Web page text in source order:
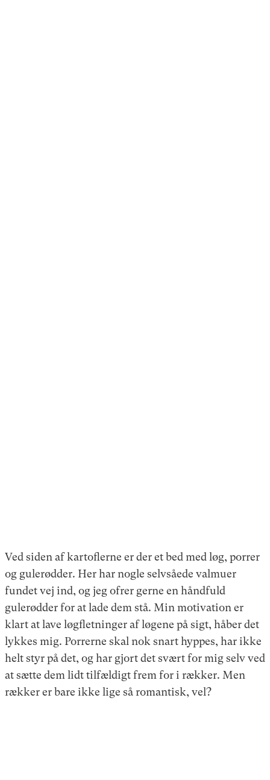
Ved siden af kartoflerne er der et bed med løg, porrer
og gulerødder. Her har nogle selvsåede valmuer
fundet vej ind, og jeg ofrer gerne en håndfuld
gulerødder for at lade dem stå. Min motivation er
klart at lave løgfletninger af løgene på sigt, håber det
lykkes mig. Porrerne skal nok snart hyppes, har ikke
helt styr på det, og har gjort det svært for mig selv ved
at sætte dem lidt tilfældigt frem for i rækker. Men
rækker er bare ikke lige så romantisk, vel?